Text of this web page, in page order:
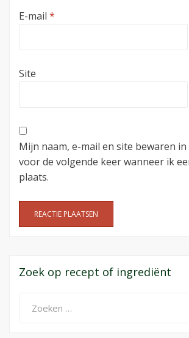
E-mail *
Site
Mijn naam, e-mail en site bewaren
voor de volgende keer wanneer ik
plaats.
Zoek op recept of ingrediënt
naar: